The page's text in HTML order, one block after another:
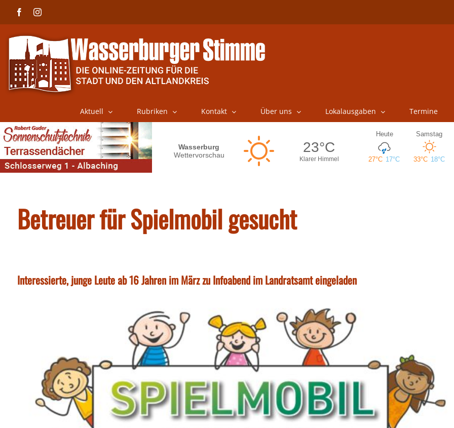
FacebookInstagram
Aktuell Rubriken Kontakt Über uns Lokalausgaben Termine
Betreuer für Spielmobil gesucht
Interessierte, junge Leute ab 16 Jahren im März zu Infoabend im Landratsamt eingeladen